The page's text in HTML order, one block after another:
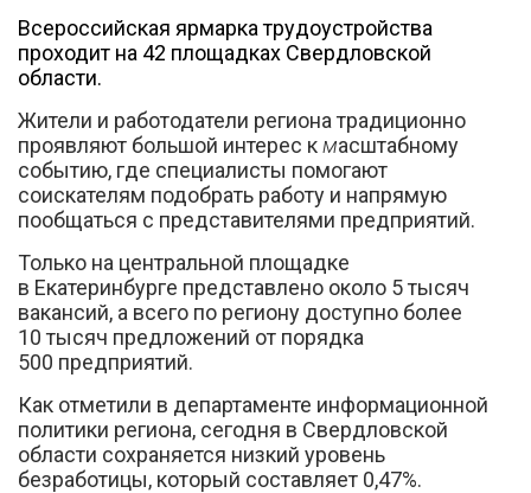
Вконтакте
Всероссийская ярмарка трудоустройства
проходит на 42 площадках Свердловской
области.
Жители и работодатели региона традиционно
проявляют большой интерес кмасштабному
событию, где специалисты помогают
соискателям подобрать работу и напрямую
пообщаться с представителями предприятий.
Только на центральной площадке
в Екатеринбурге представлено около 5 тысяч
вакансий, а всего по региону доступно более
10 тысяч предложений от порядка
500 предприятий.
Как отметили в департаменте информационной
политики региона, сегодня в Свердловской
области сохраняется низкий уровень
безработицы, который составляет 0,47%.